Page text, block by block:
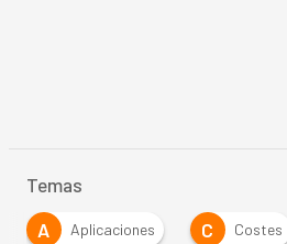
Temas
A
Aplicaciones C Costes